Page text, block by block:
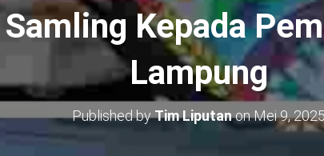
Kepada
Lampung
Published byTim LiputanonMei 9,